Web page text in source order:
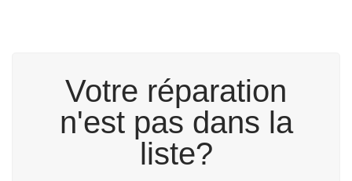
Votre réparation
n'est pas dans la
liste?